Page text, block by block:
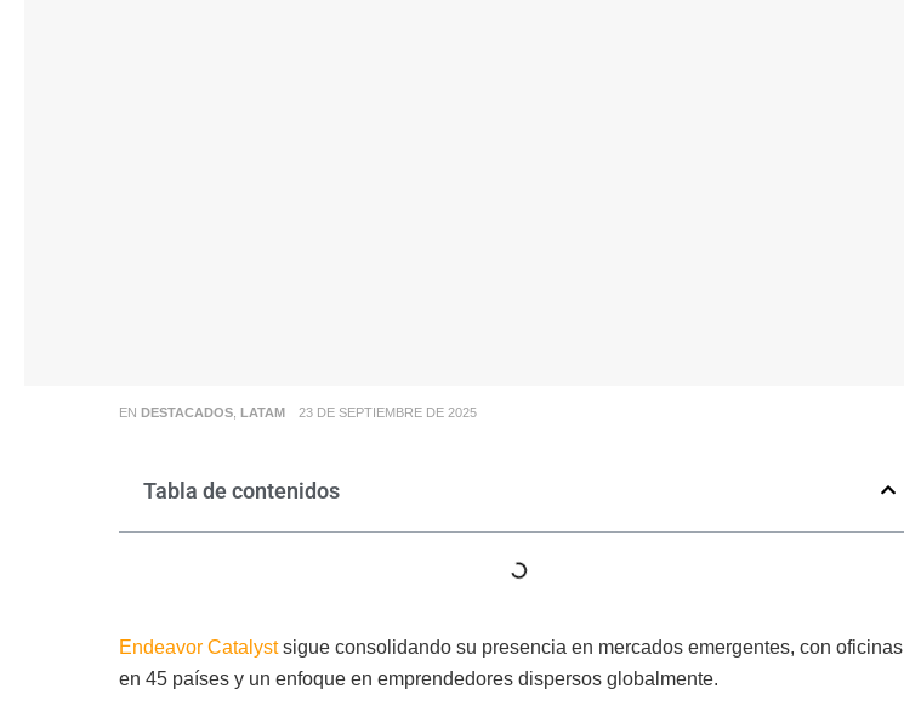
EN DESTACADOS, LATAM 23 DE SEPTIEMBRE DE 2025
Tabla de contenidos
Endeavor Catalystsigue consolidando su presencia en mercados emergentes, con oficinas
en 45 países y un enfoque en emprendedores dispersos globalmente.